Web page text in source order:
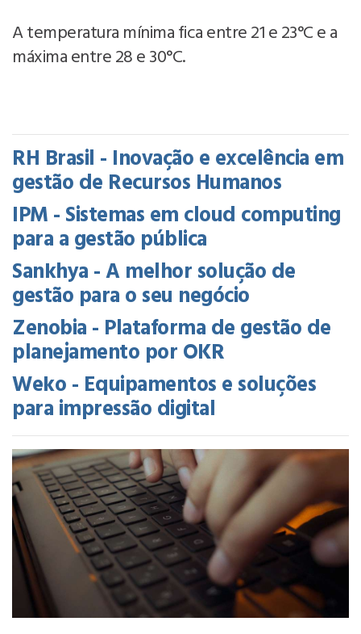
A temperatura mínima fica entre 21 e 23°C e a
máxima entre 28 e 30°C.
RH Brasil - Inovação e excelência em
gestão de Recursos Humanos
IPM - Sistemas em cloud computing
para a gestão pública
Sankhya - A melhor solução de
gestão para o seu negócio
Zenobia - Plataforma de gestão de
planejamento por OKR
Weko - Equipamentos e soluções
para impressão digital